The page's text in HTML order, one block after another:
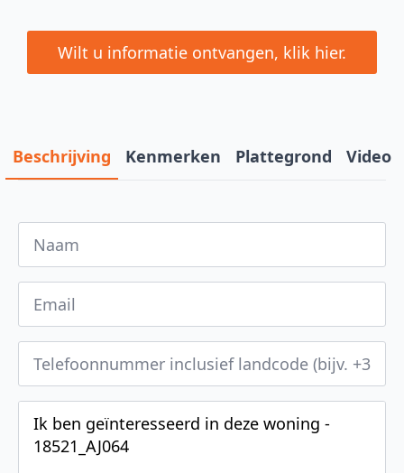
Wilt u informatie ontvangen, klik hier.
Beschrijving Kenmerken Plattegrond Video